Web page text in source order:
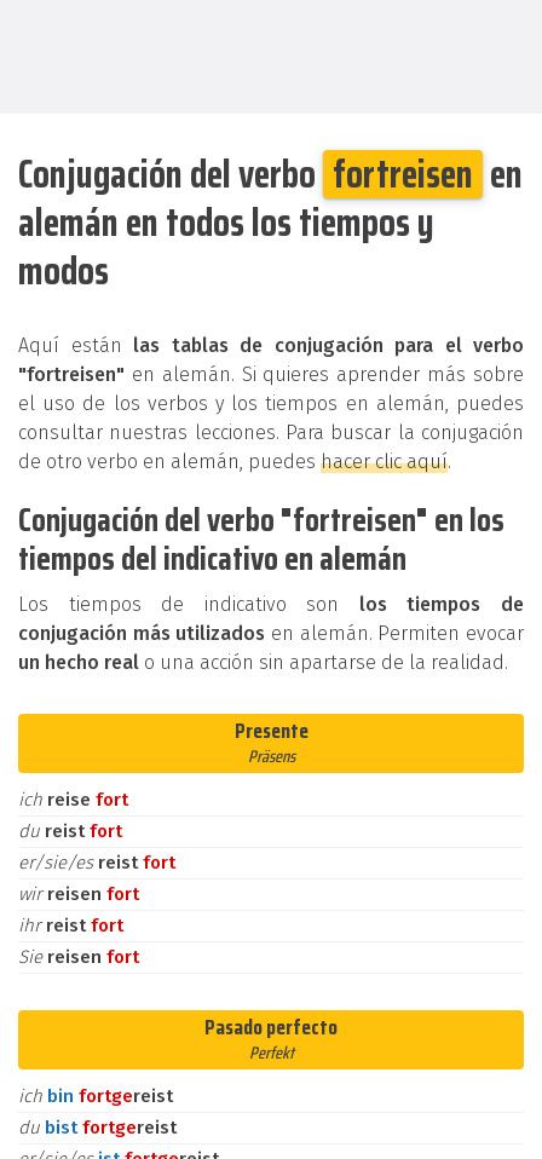
Conjugación del verbo fortreisen en
alemán en todos los tiempos y
modos
Aquí están las tablas de conjugación para el verbo
"fortreisen" en alemán. Si quieres aprender más sobre
el uso de los verbos y los tiempos en alemán, puedes
consultar nuestras lecciones. Para buscar la conjugación
de otro verbo en alemán, puedes hacer clic aquí.
Conjugación del verbo "fortreisen" en los
tiempos del indicativo en alemán
Los tiempos de indicativo son los tiempos de
conjugación más utilizados en alemán. Permiten evocar
un hecho real o una acción sin apartarse de la realidad.
Presente
Präsens
ich reise fort
du reistfort
er/sie/es reistfort
wirreisen fort
ihrreistfort
Sie reisen fort
Pasado perfecto
Perfekt
ich bin fortgereist
du bistfortgereist